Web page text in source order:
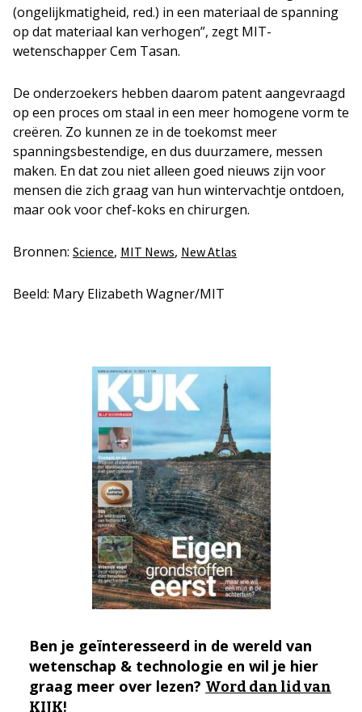
(ongelijkmatigheid, red.) in een materiaal de spanning
op dat materiaal kan verhogen”, zegt MIT-
wetenschapper Cem Tasan.
De onderzoekers hebben daarom patent aangevraagd
op een proces om staal in een meer homogene vorm te
creëren. Zo kunnen ze in de toekomst meer
spanningsbestendige, en dus duurzamere, messen
maken. En dat zou niet alleen goed nieuws zijn voor
mensen die zich graag van hun wintervachtje ontdoen,
maar ook voor chef-koks en chirurgen.
Bronnen: Science, MIT News, New Atlas
Beeld: Mary Elizabeth Wagner/MIT
Ben je geïnteresseerd in de wereld van
wetenschap & technologie en wil je hier
graag meer over lezen? Word dan lid van
KIJK!